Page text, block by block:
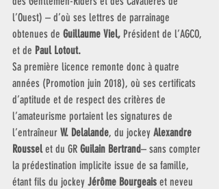
l’Ouest) – d’où ses lettres de parrainage
obtenues de Guillaume Viel, Président de l’AGCO,
et de Paul Lotout.
Sa première licence remonte donc à quatre
années (Promotion juin 2018), où ses certificats
d’aptitude et de respect des critères de
l’amateurisme portaient les signatures de
l’entraîneur W. Delalande, du jockey Alexandre
Roussel et du GR Guilain Bertrand– sans compter
la prédestination implicite issue de sa famille,
étant fils du jockey Jérôme Bourgeais et neveu